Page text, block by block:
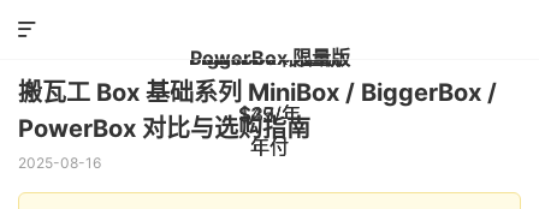

搬瓦工 Box 基础系列 MiniBox / BiggerBox /
PowerBox 对比与选购指南
2025-08-16
MiniBox 限量版
$29/年
年付
BiggerBox 限量版
$37/年
年付
PowerBox 限量版
$45/年
年付